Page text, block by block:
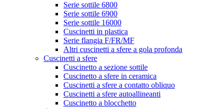
Serie sottile 6800
Serie sottile 6900
Serie sottile 16000
Cuscinetti in plastica
Serie flangia F/FR/MF
Altri cuscinetti a sfere a gola profonda
Cuscinetti a sfere
Cuscinetto a sezione sottile
Cuscinetto a sfere in ceramica
Cuscinetti a sfere a contatto obliquo
Cuscinetti a sfere autoallineanti
Cuscinetto a blocchetto